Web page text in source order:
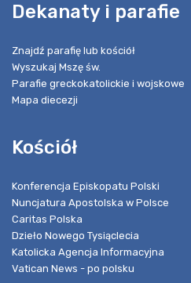
Dekanaty i parafie
Znajdź parafię lub kościół
Wyszukaj Mszę św.
Parafie greckokatolickie i wojskowe
Mapa diecezji
Kościół
Konferencja Episkopatu Polski
Nuncjatura Apostolska w Polsce
Caritas Polska
Dzieło Nowego Tysiąclecia
Katolicka Agencja Informacyjna
Vatican News - po polsku